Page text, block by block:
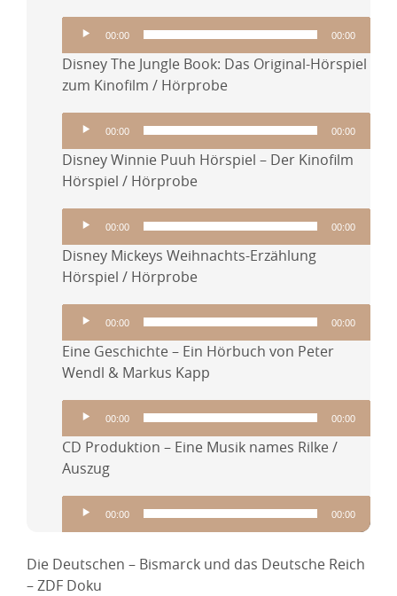
Audio-
Player
00:00 00:00
Disney The Jungle Book: Das Original-Hörspiel
zum Kinofilm / Hörprobe
Audio-
Player
00:00 00:00
Disney Winnie Puuh Hörspiel – Der Kinofilm
Hörspiel / Hörprobe
Audio-
Player
00:00 00:00
Disney Mickeys Weihnachts-Erzählung
Hörspiel / Hörprobe
Audio-
Player
00:00 00:00
Eine Geschichte – Ein Hörbuch von Peter
Wendl & Markus Kapp
Audio-
Player
00:00 00:00
CD Produktion – Eine Musik names Rilke /
Auszug
Audio-
Player
00:00 00:00
Die Deutschen – Bismarck und das Deutsche Reich
– ZDF Doku